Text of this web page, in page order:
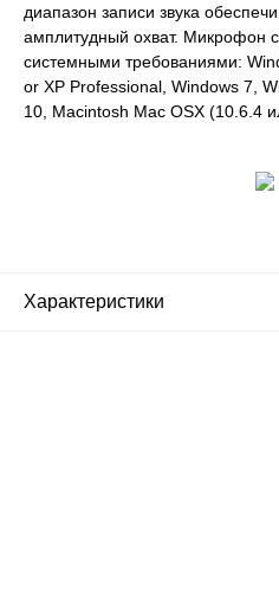
диапазон записи звука
амплитудный охват. Микрофон
системными требованиями:
or XP Professional, Windows 7,
10, Macintosh Mac OSX (10.6.4
Характеристики